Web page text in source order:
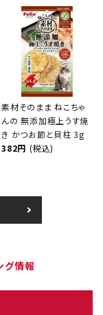
素材そのまま ねこちゃ
んの 無添加極上うす焼
き かつお節と貝柱 3g
382円 (税込)
グ情報